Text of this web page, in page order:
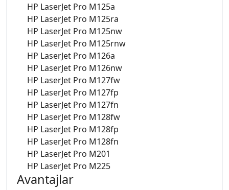
HP LaserJet Pro M125a
HP LaserJet Pro M125ra
HP LaserJet Pro M125nw
HP LaserJet Pro M125rnw
HP LaserJet Pro M126a
HP LaserJet Pro M126nw
HP LaserJet Pro M127fw
HP LaserJet Pro M127fp
HP LaserJet Pro M127fn
HP LaserJet Pro M128fw
HP LaserJet Pro M128fp
HP LaserJet Pro M128fn
HP LaserJet Pro M201
HP LaserJet Pro M225
Avantajlar